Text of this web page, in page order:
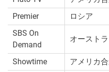
Premier
ロシア
SBS On
Demand
オースト
Showtime
アメリカ